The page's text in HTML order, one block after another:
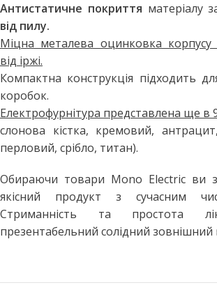
Антистатичне покриття матеріалу
від пилу.
Міцна металева оцинковка
від іржі.
Компактна конструкція підходить
коробок.
Електрофурнітура представлена ще в
слонова кістка, кремовий,
перловий, срібло, титан).
Обираючи товари Mono Electric ви
якісний продукт з сучасним
Стриманність та простота
презентабельний солідний зовнішний